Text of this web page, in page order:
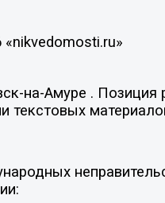
на-Амуре . Позиция
текстовых